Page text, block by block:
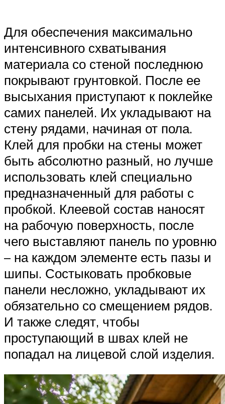
Для обеспечения максимально
интенсивного схватывания
материала со стеной последнюю
покрывают грунтовкой. После ее
высыхания приступают к поклейке
самих панелей. Их укладывают на
стену рядами, начиная от пола.
Клей для пробки на стены может
быть абсолютно разный, но лучше
использовать клей специально
предназначенный для работы с
пробкой. Клеевой состав наносят
на рабочую поверхность, после
чего выставляют панель по уровню
– на каждом элементе есть пазы и
шипы. Состыковать пробковые
панели несложно, укладывают их
обязательно со смещением рядов.
И также следят, чтобы
проступающий в швах клей не
попадал на лицевой слой изделия.